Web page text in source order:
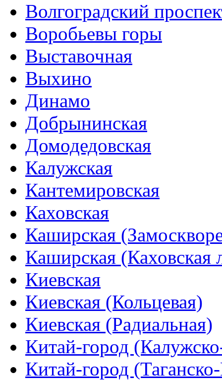
Волгоградский
Воробьевы горы
Выставочная
Выхино
Динамо
Добрынинская
Домодедовская
Калужская
Кантемировская
Каховская
Каширская
Каширская (Каховская
Киевская
Киевская (Кольцевая)
Киевская (Радиальная)
Китай-город
Китай-город